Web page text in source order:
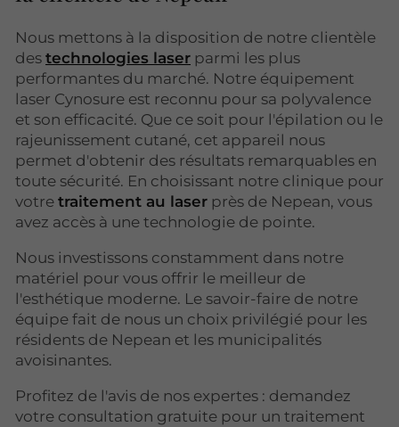
Nous mettons à la disposition de notre clientèle
des technologies laser parmi les plus
performantes du marché. Notre équipement
laser Cynosure est reconnu pour sa polyvalence
et son efficacité. Que ce soit pour l'épilation ou le
rajeunissement cutané, cet appareil nous
permet d'obtenir des résultats remarquables en
toute sécurité. En choisissant notre clinique pour
votre traitement au laser près de Nepean, vous
avez accès à une technologie de pointe.
Nous investissons constamment dans notre
matériel pour vous offrir le meilleur de
l'esthétique moderne. Le savoir-faire de notre
équipe fait de nous un choix privilégié pour les
résidents de Nepean et les municipalités
avoisinantes.
Profitez de l'avis de nos expertes : demandez
votre consultation gratuite pour un traitement